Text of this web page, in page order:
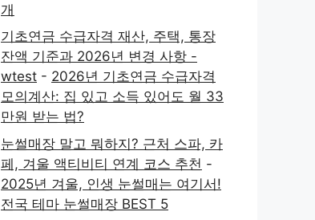
개
기초연금 수급자격 재산, 주택, 통장
잔액 기준과 2026년 변경 사항 -
wtest - 2026년 기초연금 수급자격
모의계산: 집 있고 소득 있어도 월 33
만원 받는 법?
눈썰매장 말고 뭐하지? 근처 스파, 카
페, 겨울 액티비티 연계 코스 추천 -
2025년 겨울, 인생 눈썰매는 여기서!
전국 테마 눈썰매장 BEST 5